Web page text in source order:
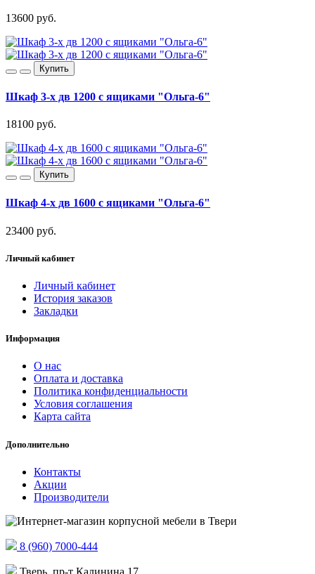
13600 руб.
Купить
Шкаф 3-х дв 1200 с ящиками "Ольга-6"
18100 руб.
Купить
Шкаф 4-х дв 1600 с ящиками "Ольга-6"
23400 руб.
Личный кабинет
Личный кабинет
История заказов
Закладки
Информация
О нас
Оплата и доставка
Политика конфиденциальности
Условия соглашения
Карта сайта
Дополнительно
Контакты
Акции
Производители
8 (960) 7000-444
Тверь, пр-т Калинина 17,